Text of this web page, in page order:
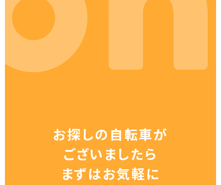
お探しの自転車が
ございましたら
まずはお気軽に